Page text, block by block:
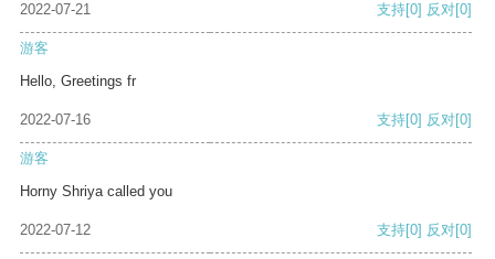
2022-07-21 支持[0] 反对[0]
游客
Hello, Greetings fr
2022-07-16 支持[0] 反对[0]
游客
Horny Shriya called you
2022-07-12 支持[0] 反对[0]